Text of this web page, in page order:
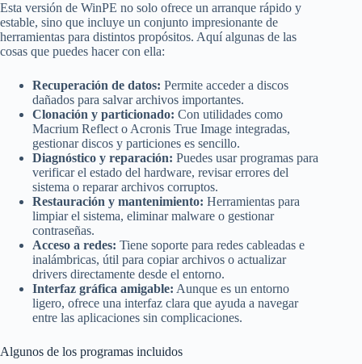
Esta versión de WinPE no solo ofrece un arranque rápido y
estable, sino que incluye un conjunto impresionante de
herramientas para distintos propósitos. Aquí algunas de las
cosas que puedes hacer con ella:
Recuperación de datos: Permite acceder a discos
dañados para salvar archivos importantes.
Clonación y particionado: Con utilidades como
Macrium Reflect o Acronis True Image integradas,
gestionar discos y particiones es sencillo.
Diagnóstico y reparación: Puedes usar programas para
verificar el estado del hardware, revisar errores del
sistema o reparar archivos corruptos.
Restauración y mantenimiento: Herramientas para
limpiar el sistema, eliminar malware o gestionar
contraseñas.
Acceso a redes: Tiene soporte para redes cableadas e
inalámbricas, útil para copiar archivos o actualizar
drivers directamente desde el entorno.
Interfaz gráfica amigable: Aunque es un entorno
ligero, ofrece una interfaz clara que ayuda a navegar
entre las aplicaciones sin complicaciones.
Algunos de los programas incluidos